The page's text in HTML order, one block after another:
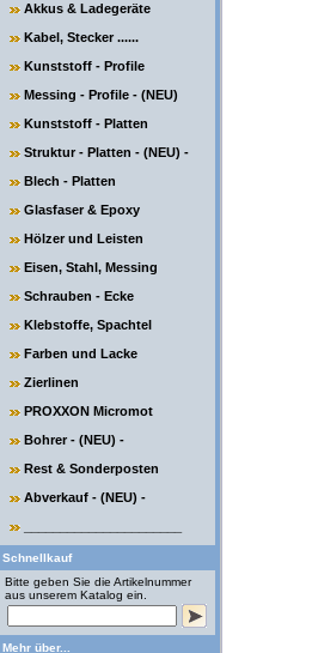
Akkus & Ladegeräte
Kabel, Stecker ......
Kunststoff - Profile
Messing - Profile - (NEU)
Kunststoff - Platten
Struktur - Platten - (NEU) -
Blech - Platten
Glasfaser & Epoxy
Hölzer und Leisten
Eisen, Stahl, Messing
Schrauben - Ecke
Klebstoffe, Spachtel
Farben und Lacke
Zierlinen
PROXXON Micromot
Bohrer - (NEU) -
Rest & Sonderposten
Abverkauf - (NEU) -
Schnellkauf
Bitte geben Sie die Artikelnummer
aus unserem Katalog ein.
Mehr über...